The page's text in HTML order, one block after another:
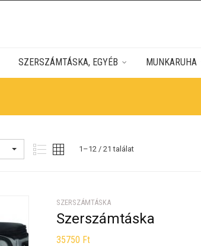
SZERSZÁMTÁSKA, EGYÉB MUNKARUHA
1–12 / 21 találat
SZERSZÁMTÁSKA
Szerszámtáska
35750 Ft